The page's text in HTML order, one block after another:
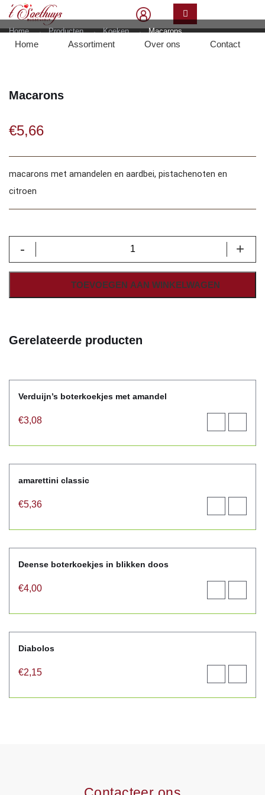
Home Assortiment Over ons Contact
Home → Producten → Koeken → Macarons
Macarons
€5,66
macarons met amandelen en aardbei, pistachenoten en
citroen
-
Macarons
+
TOEVOEGEN AAN WINKELWAGEN
Gerelateerde producten
Verduijn’s boterkoekjes met amandel
€3,08
product
aan
winkelwagen
amarettini classic
€5,36
product
aan
winkelwagen
Deense boterkoekjes in blikken doos
€4,00
product
aan
winkelwagen
Diabolos
€2,15
product
aan
winkelwagen